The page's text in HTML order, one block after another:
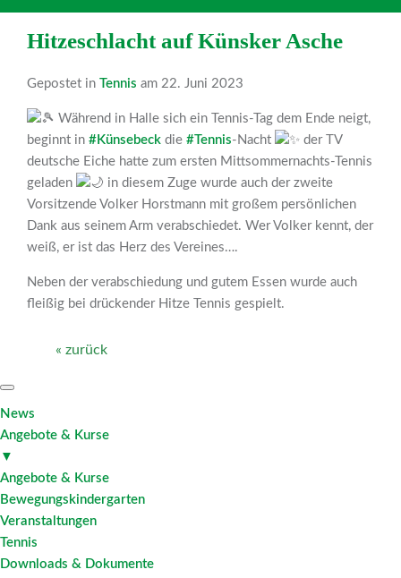
Hitzeschlacht auf Künsker Asche
Gepostet in Tennis am 22. Juni 2023
Während in Halle sich ein Tennis-Tag dem Ende neigt,
beginnt in #Künsebeck die #Tennis-Nacht
der TV
deutsche Eiche hatte zum ersten Mittsommernachts-Tennis
geladen
in diesem Zuge wurde auch der zweite
Vorsitzende Volker Horstmann mit großem persönlichen
Dank aus seinem Arm verabschiedet. Wer Volker kennt, der
weiß, er ist das Herz des Vereines….
Neben der verabschiedung und gutem Essen wurde auch
fleißig bei drückender Hitze Tennis gespielt.
« zurück
News
Angebote & Kurse
▼
Angebote & Kurse
Bewegungskindergarten
Veranstaltungen
Tennis
Downloads & Dokumente